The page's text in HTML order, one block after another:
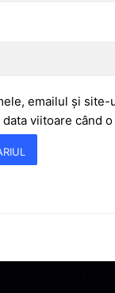
emailul și site-
viitoare când